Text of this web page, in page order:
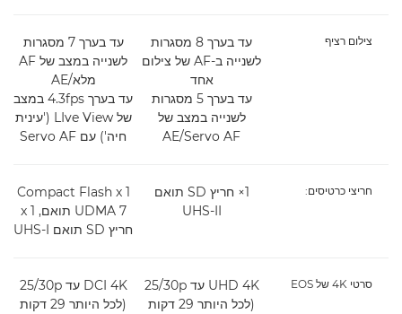
צילום רציף
עד בערך 8 מסגרות
לשנייה ב-AF של צילום
אחד
עד בערך 5 מסגרות
לשנייה במצב של
Servo AF/‏AE
עד בערך 7 מסגרות
לשנייה במצב של AF
מלא/AE
עד בערך ‎4.3fps במצב
של LIve View ('עינית
חיה') עם Servo AF
חריצי כרטיסים:
1× חריץ SD תואם
UHS-II
1 ‏x‏ Compact Flash
UDMA 7 תואם, ‏1 ‏x
חריץ SD תואם UHS-I
סרטי 4K של EOS
UHD 4K עד 25/30p
(לכל היותר 29 דקות
DCI 4K עד 25/30p
(לכל היותר 29 דקות